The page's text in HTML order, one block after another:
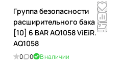
Группа безопасности
расширительного бака
[10] 6 BAR AQ1058 ViEiR.
AQ1058
0 0 В наличии